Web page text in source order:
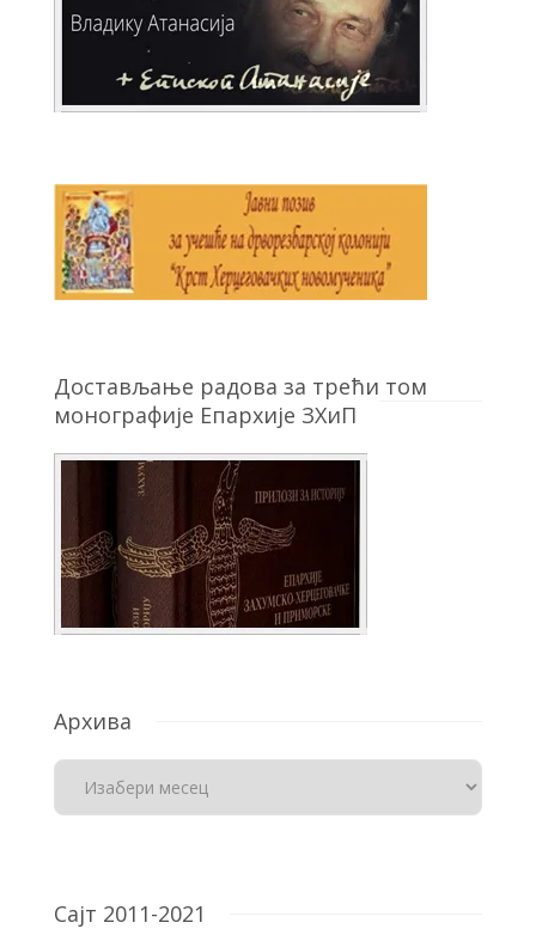
Достављање радова за трећи том
монографије Епархије ЗХиП
Архива
Сајт 2011-2021